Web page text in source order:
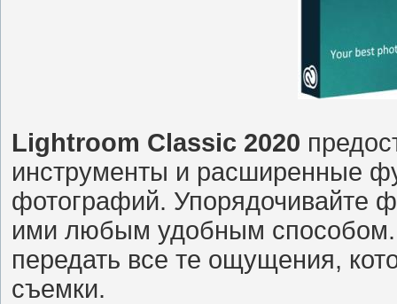
Lightroom Classic 2020
инструменты и расширенные
фотографий. Упорядочивайте
ими любым удобным способом.
передать все те ощущения,
съемки.